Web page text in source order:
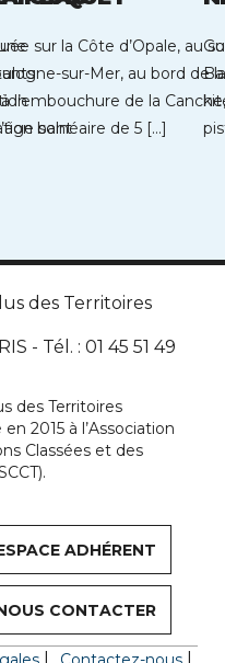
sont
sur la Côte d’Opale, au
sur-Mer, au bord de
l’embouchure de la
balnéaire de 5 […]
des Territoires
- Tél. : 01 45 51 49
des Territoires
2015 à l’Association
Classées et des
ADHÉRENT
CONTACTER